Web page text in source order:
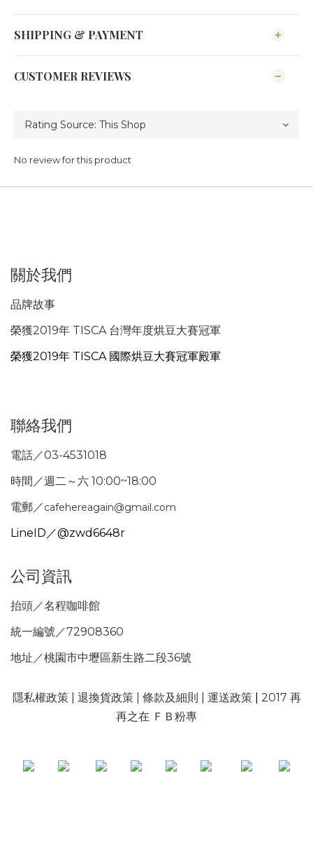
SHIPPING & PAYMENT
CUSTOMER REVIEWS
No review for this product
關於我們
品牌故事
榮獲2019年 TISCA 台灣年度烘豆大賽冠軍
榮獲2019年 TISCA 國際烘豆大賽冠軍殿軍
聯絡我們
電話／03-4531018
時間／週二～六 10:00~18:00
電郵／cafehereagain@gmail.com
LineID／@zwd6648r
公司資訊
抬頭／名程咖啡館
統一編號／72908360
地址／桃園市中壢區新生路二段36號
隱私權政策 退換貨政策| 條款及細則 運送政策
2017 再
再之在 ＦＢ粉專